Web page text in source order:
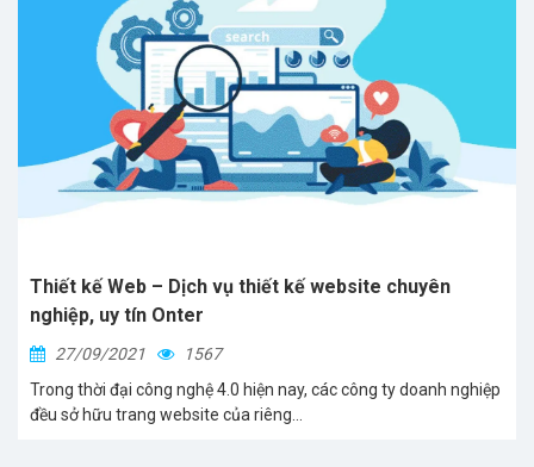
Thiết kế Web – Dịch vụ thiết kế website chuyên
nghiệp, uy tín Onter
27/09/2021
1567
Trong thời đại công nghệ 4.0 hiện nay, các công ty doanh nghiệp
đều sở hữu trang website của riêng...